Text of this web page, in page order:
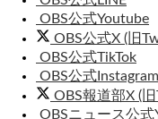
OBS公式Youtube
OBS公式X (旧
OBS公式TikTok
OBS公式Instagram
OBS報道部X (
OBSニュース公式